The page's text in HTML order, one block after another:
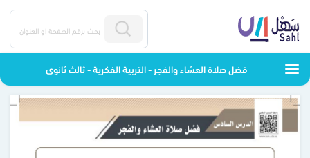
فضل صلاة العشاء والفجر - التربية الفكرية - ثالث ثانوي